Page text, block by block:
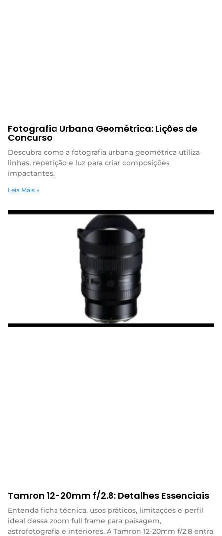
Fotografia Urbana Geométrica: Lições de
Concurso
Descubra como a fotografia urbana geométrica utiliza
linhas, repetição e luz para criar composições
impactantes.
Leia Mais »
Tamron 12-20mm f/2.8: Detalhes Essenciais
Entenda ficha técnica, usos práticos, limitações e perfil
ideal dessa zoom full frame para paisagem,
astrofotografia e interiores. A Tamron 12-20mm f/2.8 entra